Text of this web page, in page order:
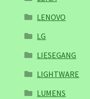
LENOVO
LG
LIESEGANG
LIGHTWARE
LUMENS